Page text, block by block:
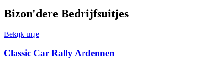
Bizon'dere Bedrijfsuitjes
Bekijk uitje
Classic Car Rally Ardennen